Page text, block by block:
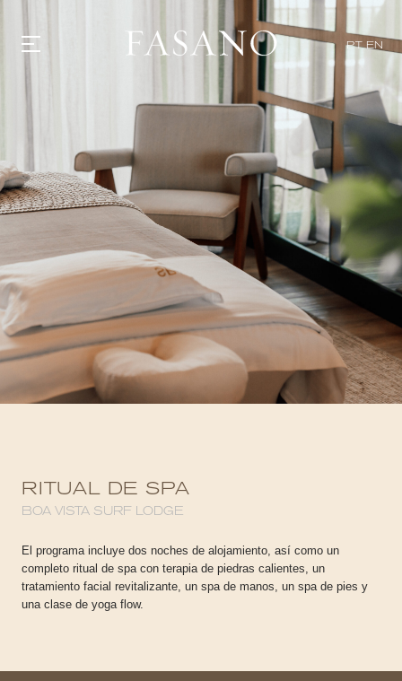
PT EN
EXPERIENCIAS
EVENTOS
VILLAS
TIENDA | SELEZIONE
WHAT'S COOKING
CORRIERE
HISTORIA
SOSTENIBILIDAD
CONTACTO
RITUAL DE SPA
BOA VISTA SURF LODGE
El programa incluye dos noches de alojamiento, así como un
completo ritual de spa con terapia de piedras calientes, un
tratamiento facial revitalizante, un spa de manos, un spa de pies y
una clase de yoga flow.